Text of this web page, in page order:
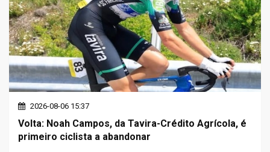
2026-08-06 15:37
Volta: Noah Campos, da Tavira-Crédito Agrícola, é
primeiro ciclista a abandonar